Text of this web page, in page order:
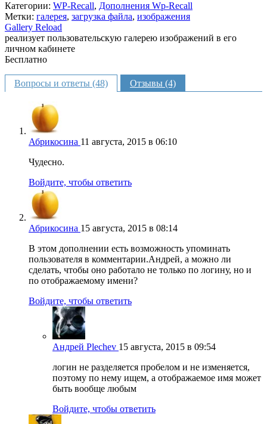
Категории: WP-Recall, Дополнения Wp-Recall
Метки: галерея, загрузка файла, изображения
Gallery Reload
реализует пользовательскую галерею изображений в его
личном кабинете
Бесплатно
Вопросы и ответы (48) Отзывы (4)
Абрикосина 11 августа, 2015 в 06:10
Чудесно.
Войдите, чтобы ответить
Абрикосина 15 августа, 2015 в 08:14
В этом дополнении есть возможность упоминать
пользователя в комментарии.Андрей, а можно ли
сделать, чтобы оно работало не только по логину, но и
по отображаемому имени?
Войдите, чтобы ответить
Андрей Plechev 15 августа, 2015 в 09:54
логин не разделяется пробелом и не изменяется,
поэтому по нему ищем, а отображаемое имя может
быть вообще любым
Войдите, чтобы ответить